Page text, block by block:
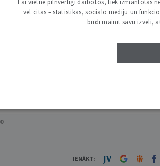
IENĀKT:
vēl citas – statistikas, sociālo mediju un
brīdī mainīt savu izvēli,